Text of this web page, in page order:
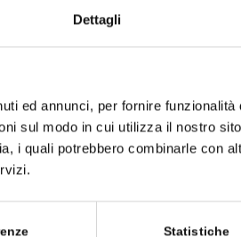
Dettagli
ed annunci, per fornire
sul modo in cui utilizza il nostro
i quali potrebbero combinarle con
Statistiche